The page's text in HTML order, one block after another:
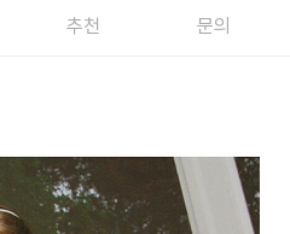
추천 문의